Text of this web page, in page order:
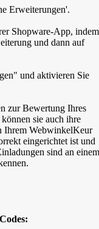
Erweiterungen'.
Shopware-App, indem
und dann auf
und aktivieren Sie
zur Bewertung Ihres
sie auch ihre
Ihrem WebwinkelKeur
eingerichtet ist und
sind an einem